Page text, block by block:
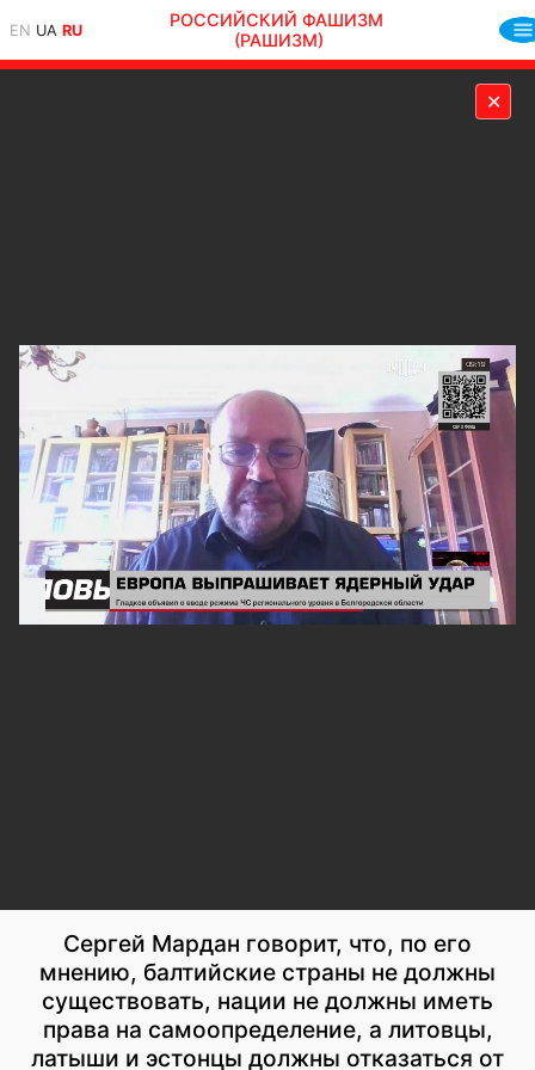
EN UA RU
РОССИЙСКИЙ ФАШИЗМ
(РАШИЗМ)
✕
Сергей Мардан говорит, что, по его
мнению, балтийские страны не должны
существовать, нации не должны иметь
права на самоопределение, а литовцы,
латыши и эстонцы должны отказаться от